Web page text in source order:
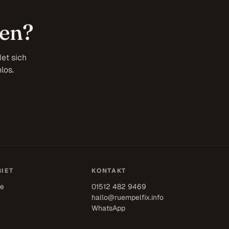
sich
KONTAKT
01512 482 9469
hallo@ruempelfix.info
WhatsApp